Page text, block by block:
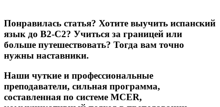
Понравилась статья? Хотите выучить испанский
язык до B2-C2? Учиться за границей или
больше путешествовать? Тогда вам точно
нужны наставники.
Наши чуткие и профессиональные
преподаватели, сильная программа,
составленная по системе MCER,